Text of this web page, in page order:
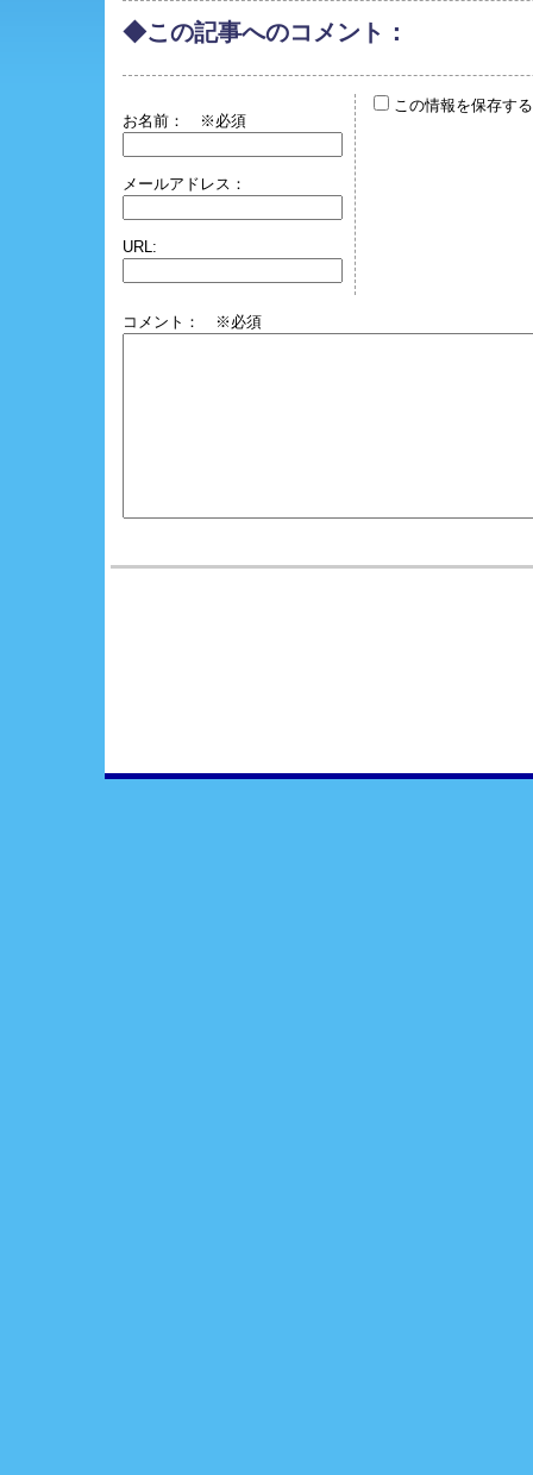
◆この記事へのコメント：
お名前： ※必須
メールアドレス：
URL:
この情報を保存する
コメント： ※必須